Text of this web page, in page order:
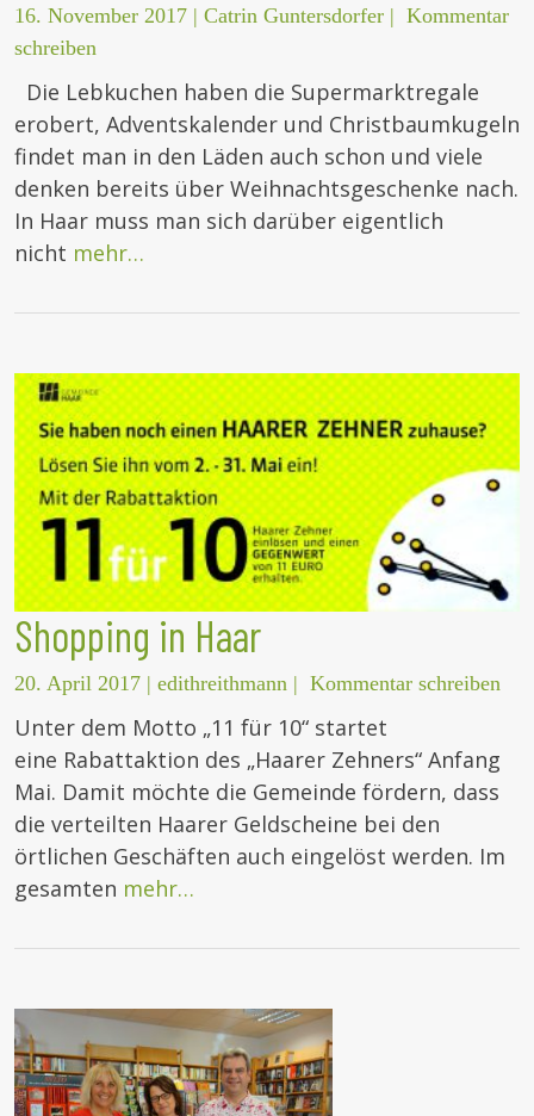
16. November 2017 | Catrin Guntersdorfer | Kommentar
schreiben
Die Lebkuchen haben die Supermarktregale
erobert, Adventskalender und Christbaumkugeln
findet man in den Läden auch schon und viele
denken bereits über Weihnachtsgeschenke nach.
In Haar muss man sich darüber eigentlich
nicht mehr…
Shopping in Haar
20. April 2017 | edithreithmann | Kommentar schreiben
Unter dem Motto „11 für 10“ startet
eine Rabattaktion des „Haarer Zehners“ Anfang
Mai. Damit möchte die Gemeinde fördern, dass
die verteilten Haarer Geldscheine bei den
örtlichen Geschäften auch eingelöst werden. Im
gesamten mehr…